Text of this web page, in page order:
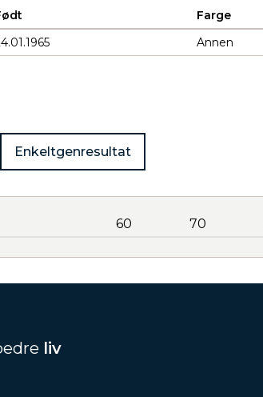
Farge
Annen
Enkeltgenresultat
60 70
liv